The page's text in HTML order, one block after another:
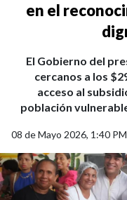
en el
El Gobierno del
cercanos a los
acceso al
población
08 de Mayo 2026, 1:40 PM